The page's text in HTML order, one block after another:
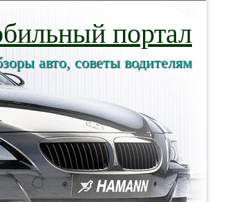
портал
авто, советы водителям